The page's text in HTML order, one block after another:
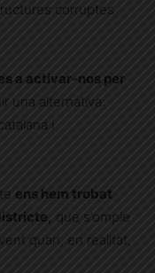
corruptes
a activar-nos per
una alternativa:
i
ens hem trobat
que s’omple
quan, en realitat,